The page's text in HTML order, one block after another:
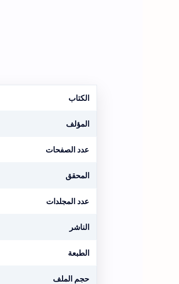
الكتاب
المؤلف
عدد الصفحات
المحقق
عدد المجلدات
الناشر
الطبعة
حجم الملف